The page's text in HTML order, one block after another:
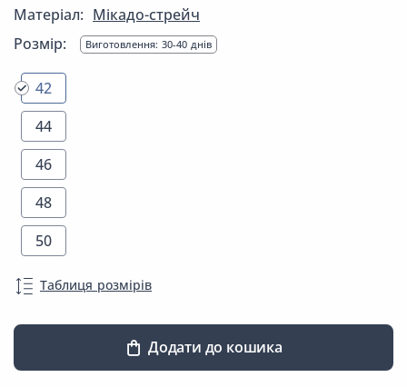
Матеріал: Мікадо-стрейч
Розмір:
Виготовлення: 30-40 днів
42
44
46
48
50
Таблиця розмірів
Додати до кошика